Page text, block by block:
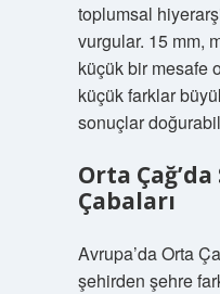
toplumsal
vurgular. 15 mm,
küçük bir mesafe
küçük farklar
sonuçlar
Orta
Çabaları
Avrupa’da Orta
şehirden şehre